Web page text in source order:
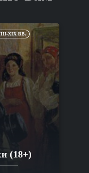
XIX ВВ.
(18+)